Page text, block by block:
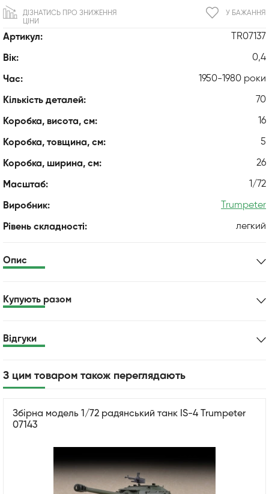
Артикул: TR07137
Вік: 0,4
Час: 1950-1980 роки
Кількість деталей: 70
Коробка, висота, см: 16
Коробка, товщина, см: 5
Коробка, ширина, см: 26
Масштаб: 1/72
Виробник: Trumpeter
Рівень складності: легкий
У БАЖАННЯ
ДІЗНАТИСЬ ПРО ЗНИЖЕННЯ
ЦІНИ
Опис
Купують разом
Відгуки
З цим товаром також переглядають
Збірна модель 1/72 радянський танк IS-4 Trumpeter
07143